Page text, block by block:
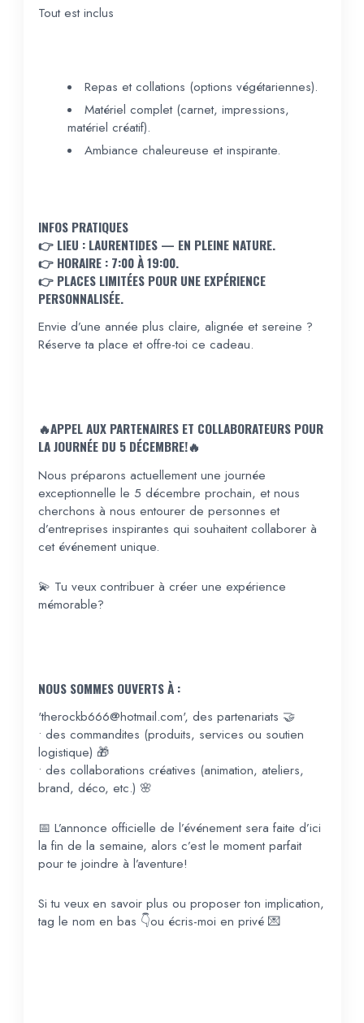
Tout est inclus
Repas et collations (options végétariennes).
Matériel complet (carnet, impressions,
matériel créatif).
Ambiance chaleureuse et inspirante.
INFOS PRATIQUES
👉 LIEU : LAURENTIDES — EN PLEINE NATURE.
👉 HORAIRE : 7:00 À 19:00.
👉 PLACES LIMITÉES POUR UNE EXPÉRIENCE
PERSONNALISÉE.
Envie d’une année plus claire, alignée et sereine ?
Réserve ta place et offre-toi ce cadeau.
🔥APPEL AUX PARTENAIRES ET COLLABORATEURS POUR
LA JOURNÉE DU 5 DÉCEMBRE!🔥
Nous préparons actuellement une journée
exceptionnelle le 5 décembre prochain, et nous
cherchons à nous entourer de personnes et
d’entreprises inspirantes qui souhaitent collaborer à
cet événement unique.
💫 Tu veux contribuer à créer une expérience
mémorable?
NOUS SOMMES OUVERTS À :
'therockb666@hotmail.com', des partenariats 🤝
• des commandites (produits, services ou soutien
logistique) 🎁
• des collaborations créatives (animation, ateliers,
brand, déco, etc.) 🌸
📅 L’annonce officielle de l’événement sera faite d’ici
la fin de la semaine, alors c’est le moment parfait
pour te joindre à l’aventure!
Si tu veux en savoir plus ou proposer ton implication,
tag le nom en bas 👇ou écris-moi en privé 💌